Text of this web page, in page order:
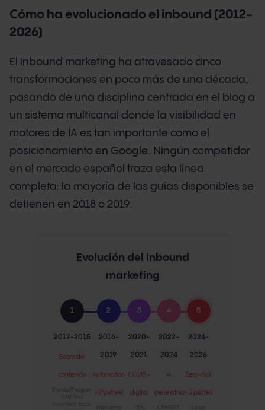
Cómo ha evolucionado el inbound (2012-
2026)
El inbound marketing ha atravesado cinco
transformaciones en poco más de una década,
pasando de una disciplina centrada en el blog a
un sistema multicanal donde la visibilidad en
motores de IA es tan importante como el
posicionamiento en Google. Ningún competidor
en el mercado español traza esta línea
completa: la mayoría de las guías disponibles se
detienen en 2018 o 2019.
Evolución del inbound
marketing
1
2012-2015
Boom del
contenido
2
2016-
2019
Automation
+ Flywheel
3
2020-
2021
COVID +
digital
4
2022-
2024
IA
generativa
5
2024-
2026
Zero-click
+ 3 pilares